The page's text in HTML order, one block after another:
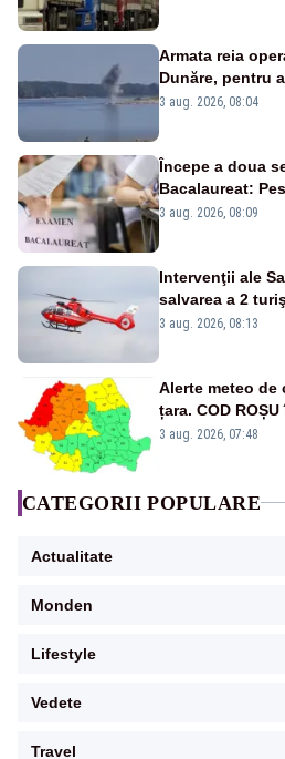
Armata reia
Dunăre, pentru
Cernavodă
3 aug. 2026, 08:04
Începe a doua
Bacalaureat:
înscrişi
3 aug. 2026, 08:09
Intervenţii ale
salvarea a 2
fost solicitat
3 aug. 2026, 08:13
Alerte meteo de
țara. COD
3 aug. 2026, 07:48
CATEGORII POPULARE
Actualitate
Monden
Lifestyle
Vedete
Travel